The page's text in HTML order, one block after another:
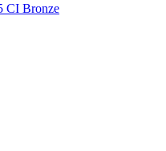
CI Bronze